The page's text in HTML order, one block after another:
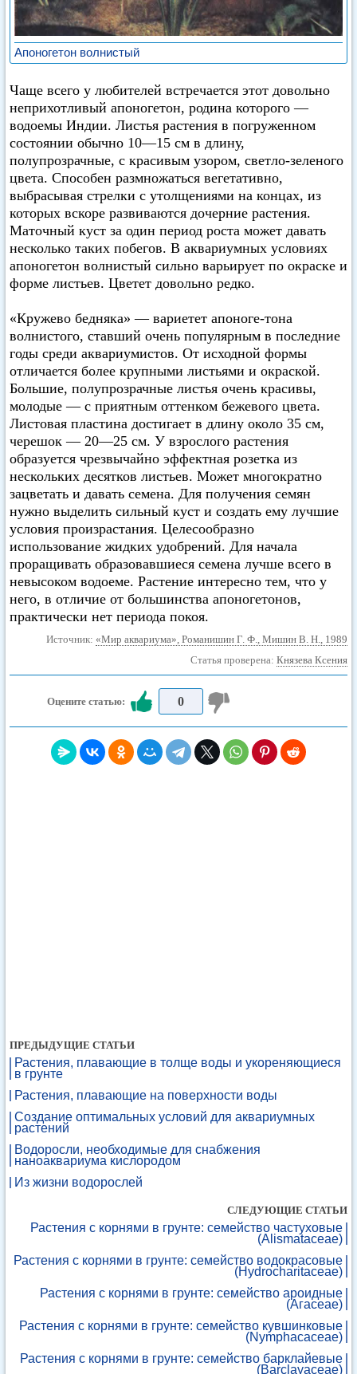
Апоногетон волнистый
Чаще всего у любителей встречается этот довольно
неприхотливый апоногетон, родина которого —
водоемы Индии. Листья растения в погруженном
состоянии обычно 10—15 см в длину,
полупрозрачные, с красивым узором, светло-зеленого
цвета. Способен размножаться вегетативно,
выбрасывая стрелки с утолщениями на концах, из
которых вскоре развиваются дочерние растения.
Маточный куст за один период роста может давать
несколько таких побегов. В аквариумных условиях
апоногетон волнистый сильно варьирует по окраске и
форме листьев. Цветет довольно редко.
«Кружево бедняка» — вариетет апоноге-тона
волнистого, ставший очень популярным в последние
годы среди аквариумистов. От исходной формы
отличается более крупными листьями и окраской.
Большие, полупрозрачные листья очень красивы,
молодые — с приятным оттенком бежевого цвета.
Листовая пластина достигает в длину около 35 см,
черешок — 20—25 см. У взрослого растения
образуется чрезвычайно эффектная розетка из
нескольких десятков листьев. Может многократно
зацветать и давать семена. Для получения семян
нужно выделить сильный куст и создать ему лучшие
условия произрастания. Целесообразно
использование жидких удобрений. Для начала
проращивать образовавшиеся семена лучше всего в
невысоком водоеме. Растение интересно тем, что у
него, в отличие от большинства апоногетонов,
практически нет периода покоя.
Источник: «Мир аквариума», Романишин Г. Ф., Мишин В. Н., 1989
Статья проверена: Князева Ксения
Оцените статью: 0
ПРЕДЫДУЩИЕ СТАТЬИ
Растения, плавающие в толще воды и укореняющиеся
в грунте
Растения, плавающие на поверхности воды
Создание оптимальных условий для аквариумных
растений
Водоросли, необходимые для снабжения
наноаквариума кислородом
Из жизни водорослей
СЛЕДУЮЩИЕ СТАТЬИ
Растения с корнями в грунте: семейство частуховые
(Alismataceae)
Растения с корнями в грунте: семейство водокрасовые
(Hydrocharitaceae)
Растения с корнями в грунте: семейство ароидные
(Агасеае)
Растения с корнями в грунте: семейство кувшинковые
(Nymphacaceae)
Растения с корнями в грунте: семейство барклайевые
(Barclayaceae)